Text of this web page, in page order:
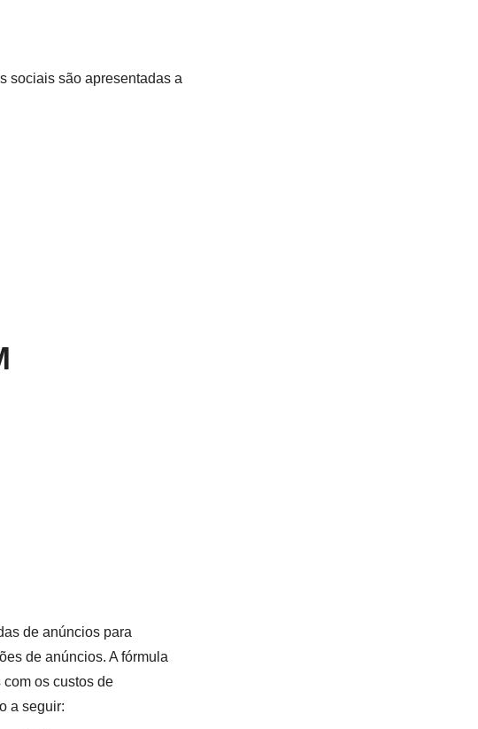
sociais são apresentadas a
de anúncios para
de anúncios. A fórmula
os custos de
a seguir: